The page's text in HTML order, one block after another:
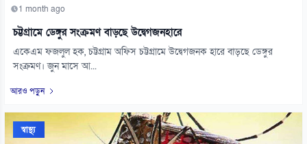
1 month ago
চট্টগ্রামে ডেঙ্গুর সংক্রমণ বাড়ছে উদ্বেগজনহারে
একেএম ফজলুল হক, চট্টগ্রাম অফিস চট্টগ্রামে উদ্বেগজনক হারে বাড়ছে ডেঙ্গুর
সংক্রমণ। জুন মাসে আ...
আরও পড়ুন
স্বাস্থ্য